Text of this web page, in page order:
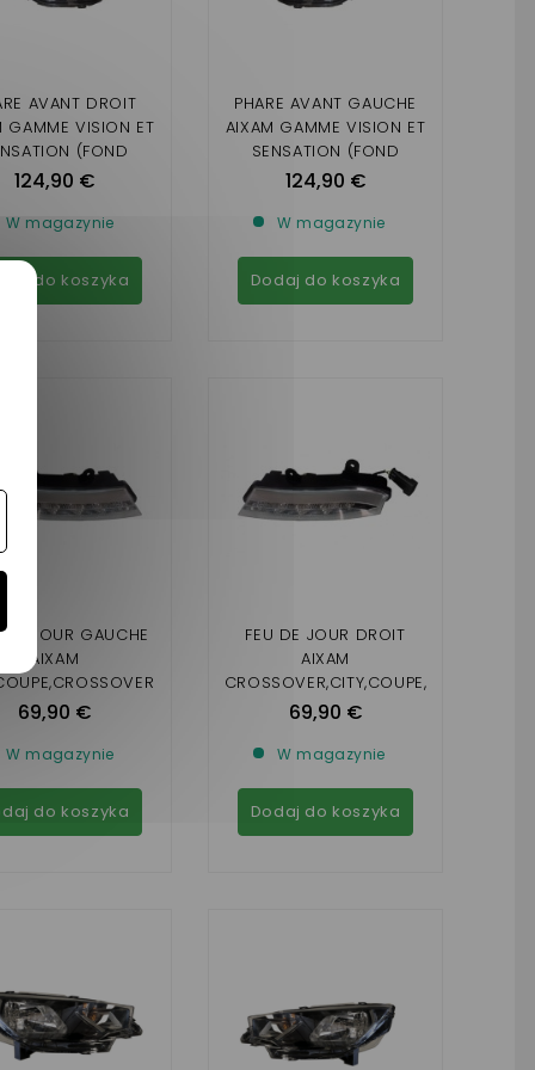
AVANT DROIT
GAMME VISION ET
(FOND
CHROMÉE ) A
124,90 €
W magazynie
do koszyka
PHARE AVANT GAUCHE
AIXAM GAMME VISION ET
SENSATION (FOND
INTÉRIEUR CHROMÉE ) A
124,90 €
W magazynie
Dodaj do koszyka
DE JOUR GAUCHE
AIXAM
GAMME VISION)
69,90 €
W magazynie
do koszyka
FEU DE JOUR DROIT
AIXAM
CROSSOVER,CITY,COUPE,
GTO (GAMME VISION)
69,90 €
W magazynie
Dodaj do koszyka